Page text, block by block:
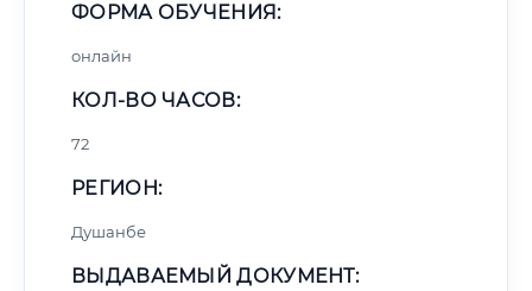
ФОРМА ОБУЧЕНИЯ:
онлайн
КОЛ-ВО ЧАСОВ:
72
РЕГИОН:
Душанбе
ВЫДАВАЕМЫЙ ДОКУМЕНТ: